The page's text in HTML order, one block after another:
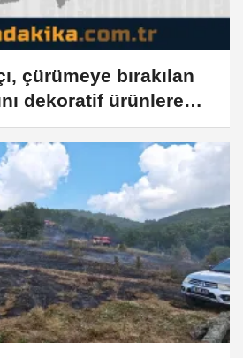
çürümeye bırakılan
dekoratif ürünlere